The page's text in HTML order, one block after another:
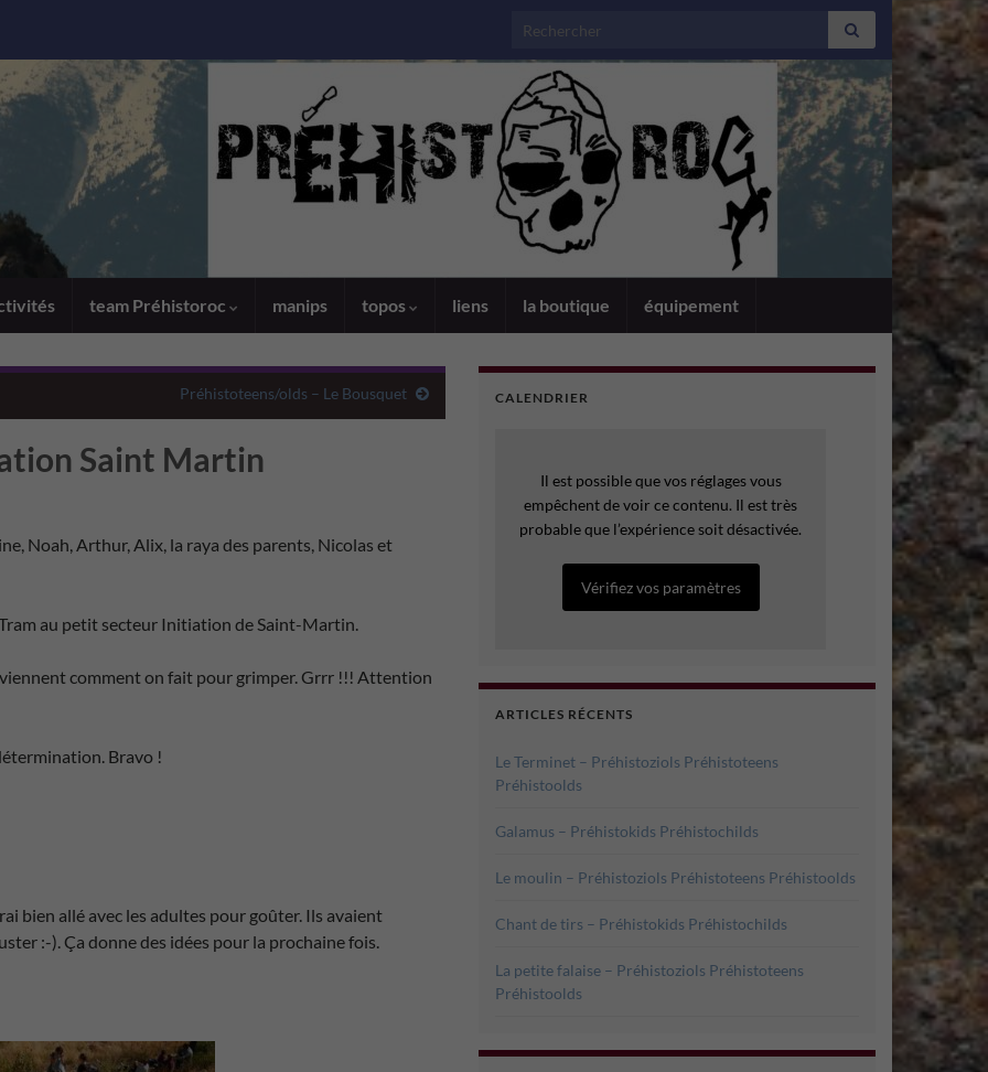
Search for:
team Préhistoroc manips topos liens la boutique équipement
Préhistoteens/olds – Le Bousquet
Saint Martin
Noah, Arthur, Alix, la raya des parents, Nicolas et
au petit secteur Initiation de Saint-Martin.
comment on fait pour grimper. Grrr !!! Attention
Bravo !
bien allé avec les adultes pour goûter. Ils avaient
:-). Ça donne des idées pour la prochaine fois.
CALENDRIER
Il est possible que vos réglages vous
empêchent de voir ce contenu. Il est très
probable que l’expérience soit désactivée.
Vérifiez vos paramètres
ARTICLES RÉCENTS
Le Terminet – Préhistoziols Préhistoteens
Préhistoolds
Galamus – Préhistokids Préhistochilds
Le moulin – Préhistoziols Préhistoteens Préhistoolds
Chant de tirs – Préhistokids Préhistochilds
La petite falaise – Préhistoziols Préhistoteens
Préhistoolds